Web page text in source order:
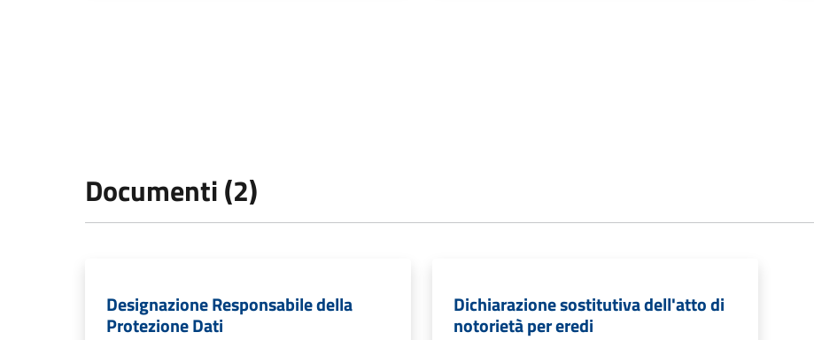
Documenti (2)
Designazione Responsabile della
Protezione Dati
Dichiarazione sostitutiva dell'atto di
notorietà per eredi